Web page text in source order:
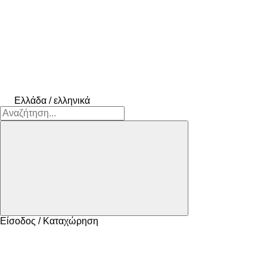
Ελλάδα / ελληνικά
Είσοδος / Καταχώρηση